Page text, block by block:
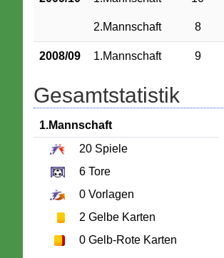
2.Mannschaft 8
2008/09 1.Mannschaft 9
Gesamtstatistik
1.Mannschaft
20 Spiele
6 Tore
0 Vorlagen
2 Gelbe Karten
0 Gelb-Rote Karten